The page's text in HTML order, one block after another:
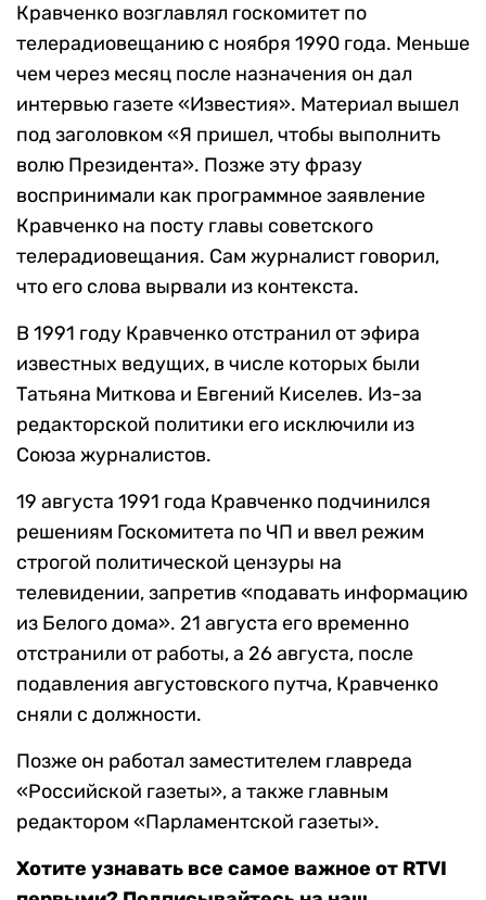
Кравченко возглавлял госкомитет по
телерадиовещанию с ноября 1990 года. Меньше
чем через месяц после назначения он дал
интервью газете «Известия». Материал вышел
под заголовком «Я пришел, чтобы выполнить
волю Президента». Позже эту фразу
воспринимали как программное заявление
Кравченко на посту главы советского
телерадиовещания. Сам журналист говорил,
что его слова вырвали из контекста.
В 1991 году Кравченко отстранил от эфира
известных ведущих, в числе которых были
Татьяна Миткова и Евгений Киселев. Из-за
редакторской политики его исключили из
Союза журналистов.
19 августа 1991 года Кравченко подчинился
решениям Госкомитета по ЧП и ввел режим
строгой политической цензуры на
телевидении, запретив «подавать информацию
из Белого дома». 21 августа его временно
отстранили от работы, а 26 августа, после
подавления августовского путча, Кравченко
сняли с должности.
Позже он работал заместителем главреда
«Российской газеты», а также главным
редактором «Парламентской газеты».
Хотите узнавать все самое важное от RTVI